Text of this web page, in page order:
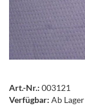
Art.-Nr.: 003121
Verfügbar: Ab Lager